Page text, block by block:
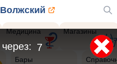
Волжский
Медицина Магазины
Бары
6